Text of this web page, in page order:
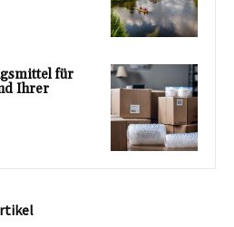
für
Ihrer